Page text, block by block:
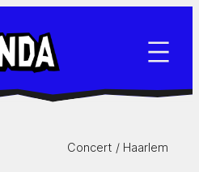
Concert / Haarlem